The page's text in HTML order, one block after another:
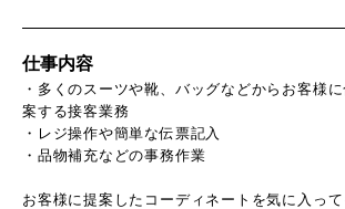
仕事内容
・多くのスーツや靴、バッグなどからお客様
案する接客業務
・レジ操作や簡単な伝票記入
・品物補充などの事務作業
お客様に提案したコーディネートを気に入っ